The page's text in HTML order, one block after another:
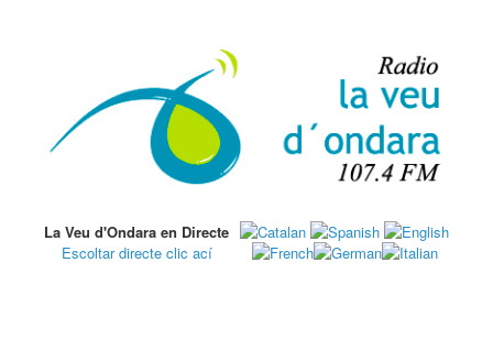
La Veu d'Ondara en Directe
Escoltar directe clic ací